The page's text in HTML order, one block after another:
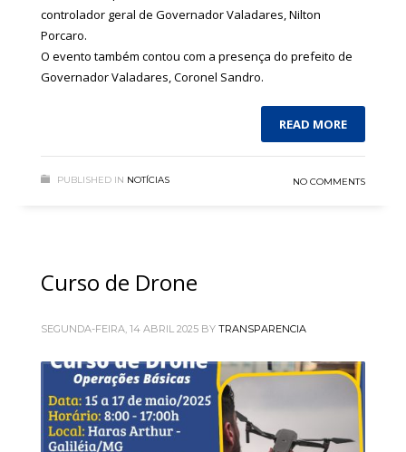
controlador geral de Governador Valadares, Nilton
Porcaro.
O evento também contou com a presença do prefeito de
Governador Valadares, Coronel Sandro.
READ MORE
PUBLISHED IN NOTÍCIAS NO COMMENTS
Curso de Drone
SEGUNDA-FEIRA, 14 ABRIL 2025 BY TRANSPARENCIA